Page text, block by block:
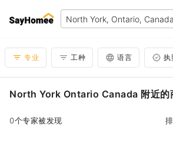
专业 工种 语言 执
North York Ontario Canada 附近的
0个专家被发现